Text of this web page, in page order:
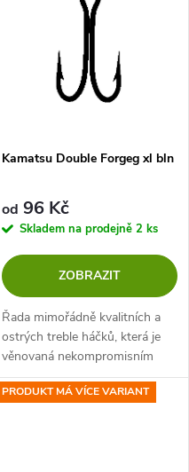
Kamatsu Double Forgeg xl bln
od 96 Kč
Skladem na prodejně 2 ks
ZOBRAZIT
Řada mimořádně kvalitních a
ostrých treble háčků, která je
věnovaná nekompromisním
lovcům dravců.
PRODUKT MÁ VÍCE VARIANT